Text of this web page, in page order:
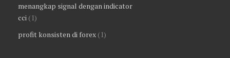
menangkap signal dengan indicator
cci (1)
profit konsisten di forex (1)